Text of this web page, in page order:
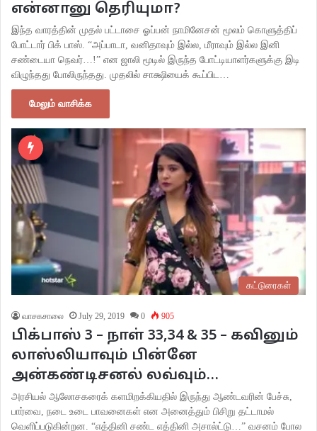
என்னானு தெரியுமா?
இந்த வாரத்தின் முதல் பட்டாசை ஓப்பன் நாமினேசன் மூலம் கொளுத்திப்
போட்டார் பிக் பாஸ். “அப்பாடா, வனிதாவும் இல்ல, மீராவும் இல்ல இனி
சண்டையா நெவர்…!” என ஜாலி மூடில் இருந்த போட்டியாளர்களுக்கு இடி
விழுந்தது போலிருந்தது. முதலில் சாக்ஷியைக் கூப்பிட…
மேலும் வாசிக்க
கட்டுரைகள்
வாசகசாலை July 29, 2019 0 905
பிக்பாஸ் 3 – நாள் 33,34 & 35 – கவினும்
லாஸ்லியாவும் பின்னே
அன்கண்டிசனல் லவ்வும்…
அரசியல் ஆலோசகரைக் களமிறக்கியதில் இருந்து ஆண்டவரின் பேச்சு,
பார்வை, நடை உடை பாவனைகள் என அனைத்தும் பிசிறு தட்டாமல்
வெளிப்படுகின்றன. “எத்தினி சண்ட எத்தினி அசால்ட்டு…” வசனம் போல